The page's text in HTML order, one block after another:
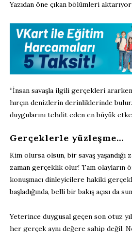
Yazıdan öne çıkan bölümleri
“İnsan savaşla ilgili gerçekleri
hırçın denizlerin derinliklerinde
duygularını tehdit eden en büyük
Gerçeklerle yüzleşme…
Kim olursa olsun, bir savaş yaşandığı
zaman gerçeklik olur! Tam olayların
konuşmacı dinleyicilere hakiki
başladığında, belli bir bakış açısı da
Yeterince duygusal geçen son otuz
her gerçek aynı değere sahip değil.